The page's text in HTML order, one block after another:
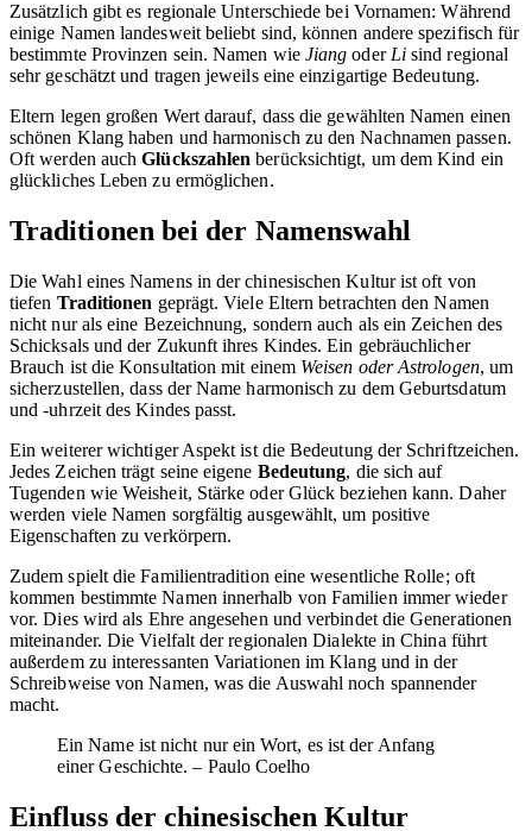
Zusätzlich gibt es regionale Unterschiede bei Vornamen: Während
einige Namen landesweit beliebt sind, können andere spezifisch für
bestimmte Provinzen sein. Namen wie Jiang oder Lisind regional
sehr geschätzt und tragen jeweils eine einzigartige Bedeutung.
Eltern legen großen Wert darauf, dass die gewählten Namen einen
schönen Klang haben und harmonisch zu den Nachnamen passen.
Oft werden auchGlückszahlen berücksichtigt, um dem Kind ein
glückliches Leben zu ermöglichen.
Traditionen bei der Namenswahl
Die Wahl eines Namens in der chinesischen Kultur ist oft von
tiefen Traditionen geprägt. Viele Eltern betrachten den Namen
nicht nur als eine Bezeichnung, sondern auch als ein Zeichen des
Schicksals und der Zukunft ihres Kindes. Ein gebräuchlicher
Brauch ist die Konsultation mit einem Weisen oder Astrologen, um
sicherzustellen, dass der Name harmonisch zu dem Geburtsdatum
und -uhrzeit des Kindes passt.
Ein weiterer wichtiger Aspekt ist die Bedeutung der Schriftzeichen.
Jedes Zeichen trägt seine eigene Bedeutung, die sich auf
Tugenden wie Weisheit, Stärke oder Glück beziehen kann. Daher
werden viele Namen sorgfältig ausgewählt, um positive
Eigenschaften zu verkörpern.
Zudem spielt die Familientradition eine wesentliche Rolle; oft
kommen bestimmte Namen innerhalb von Familien immer wieder
vor. Dies wird als Ehre angesehen und verbindet die Generationen
miteinander. Die Vielfalt der regionalen Dialekte in China führt
außerdem zu interessanten Variationen im Klang und in der
Schreibweise von Namen, was die Auswahl noch spannender
macht.
Ein Name ist nicht nur ein Wort, es ist der Anfang
einer Geschichte. – Paulo Coelho
Einfluss der chinesischen Kultur